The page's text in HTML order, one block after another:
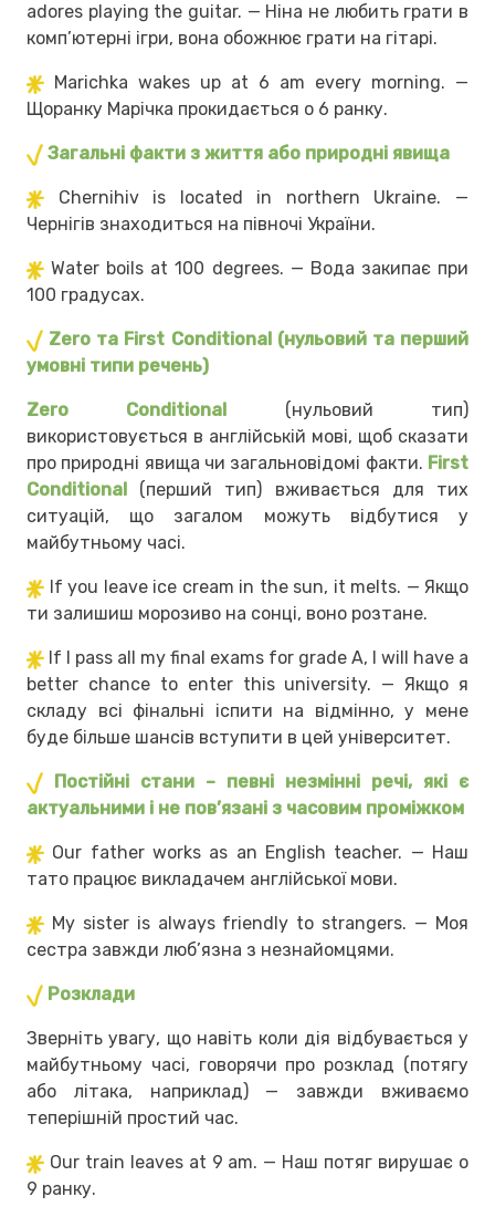
adores playing the guitar. — Ніна не любить грати в
комп’ютерні ігри, вона обожнює грати на гітарі.
Marichka wakes up at 6 am every morning. —
Щоранку Марічка прокидається о 6 ранку.
Загальні факти з життя або природні явища
Chernihiv is located in northern Ukraine. —
Чернігів знаходиться на півночі України.
Water boils at 100 degrees. — Вода закипає при
100 градусах.
Zero та First Conditional (нульовий та перший
умовні типи речень)
Zero Conditional (нульовий тип)
використовується в англійській мові, щоб сказати
про природні явища чи загальновідомі факти. First
Conditional (перший тип) вживається для тих
ситуацій, що загалом можуть відбутися у
майбутньому часі.
If you leave ice cream in the sun, it melts. — Якщо
ти залишиш морозиво на сонці, воно розтане.
If I pass all my final exams for grade A, I will have a
better chance to enter this university. — Якщо я
складу всі фінальні іспити на відмінно, у мене
буде більше шансів вступити в цей університет.
Постійні стани – певні незмінні речі, які є
актуальними і не пов’язані з часовим проміжком
Our father works as an English teacher. — Наш
тато працює викладачем англійської мови.
My sister is always friendly to strangers. — Моя
сестра завжди люб’язна з незнайомцями.
Розклади
Зверніть увагу, що навіть коли дія відбувається у
майбутньому часі, говорячи про розклад (потягу
або літака, наприклад) — завжди вживаємо
теперішній простий час.
Our train leaves at 9 am. — Наш потяг вирушає о
9 ранку.